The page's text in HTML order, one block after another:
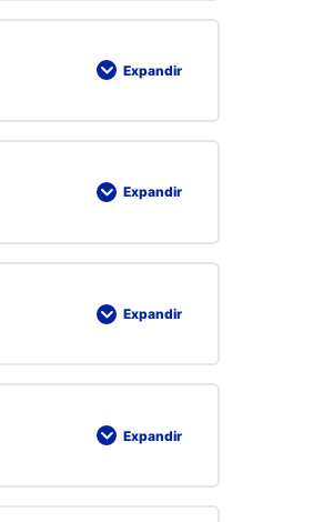
Expandir
Expandir
Expandir
Expandir